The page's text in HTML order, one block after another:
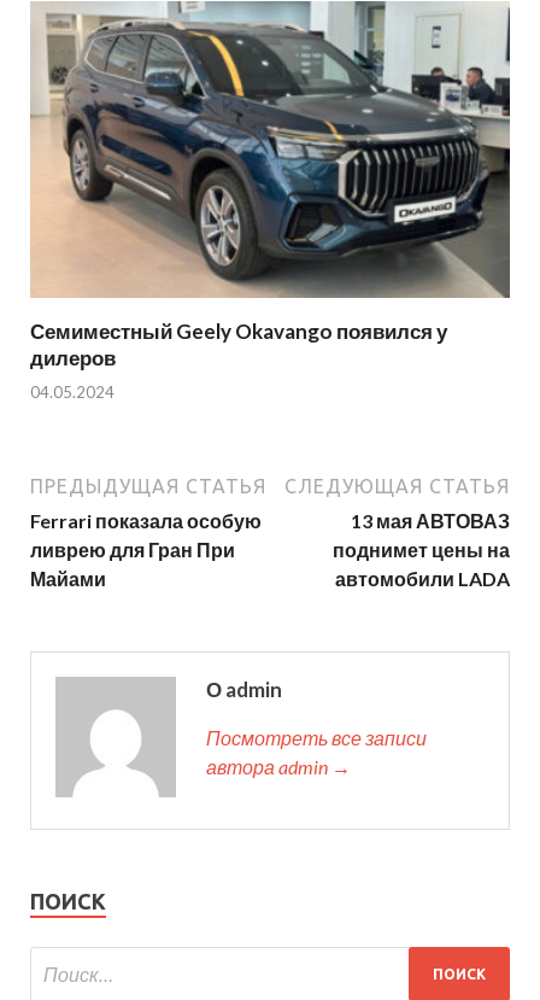
Семиместный Geely Okavango появился у
дилеров
04.05.2024
ПРЕДЫДУЩАЯ СТАТЬЯ
Ferrari показала особую
ливрею для Гран При
Майами
СЛЕДУЮЩАЯ СТАТЬЯ
13 мая АВТОВАЗ
поднимет цены на
автомобили LADA
О admin
Посмотреть все записи
автора admin →
ПОИСК